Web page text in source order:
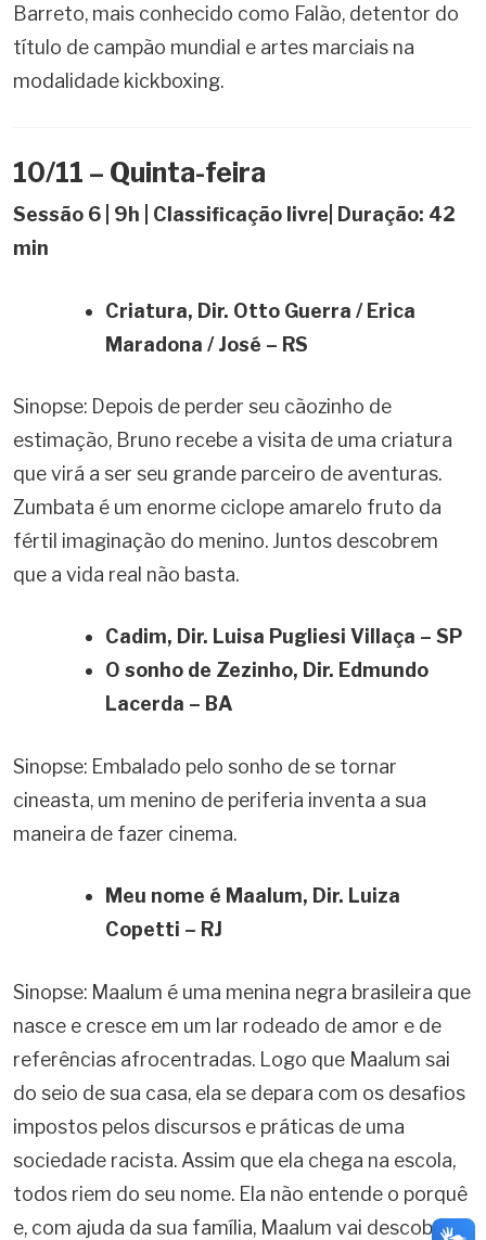
Barreto, mais conhecido como Falão, detentor do
título de campão mundial e artes marciais na
modalidade kickboxing.
10/11 – Quinta-feira
Sessão 6 | 9h | Classificação livre| Duração: 42
min
Criatura, Dir. Otto Guerra / Erica
Maradona / José – RS
Sinopse: Depois de perder seu cãozinho de
estimação, Bruno recebe a visita de uma criatura
que virá a ser seu grande parceiro de aventuras.
Zumbata é um enorme ciclope amarelo fruto da
fértil imaginação do menino. Juntos descobrem
que a vida real não basta.
Cadim, Dir. Luisa Pugliesi Villaça – SP
O sonho de Zezinho, Dir. Edmundo
Lacerda – BA
Sinopse: Embalado pelo sonho de se tornar
cineasta, um menino de periferia inventa a sua
maneira de fazer cinema.
Meu nome é Maalum, Dir. Luiza
Copetti – RJ
Sinopse: Maalum é uma menina negra brasileira que
nasce e cresce em um lar rodeado de amor e de
referências afrocentradas. Logo que Maalum sai
do seio de sua casa, ela se depara com os desafios
impostos pelos discursos e práticas de uma
sociedade racista. Assim que ela chega na escola,
todos riem do seu nome. Ela não entende o porquê
e, com ajuda da sua família, Maalum vai descobrir o